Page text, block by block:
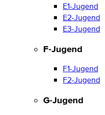
E1-Jugend
E2-Jugend
E3-Jugend
F-Jugend
F1-Jugend
F2-Jugend
G-Jugend